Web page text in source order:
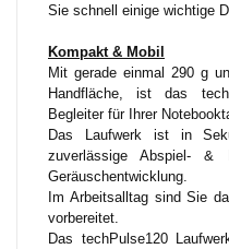
Sie schnell einige wichtige
Kompakt & Mobil
Mit gerade einmal 290 g
Handfläche, ist das
Begleiter für Ihrer
Das Laufwerk ist in
zuverlässige Abspiel- &
Geräuschentwicklung.
Im Arbeitsalltag sind Sie
vorbereitet.
Das techPulse120